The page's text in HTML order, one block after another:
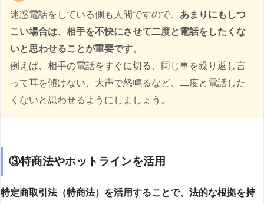
迷惑電話をしている側も人間ですので、 あまりにもしつ
こい場合は、相手を不快にさせて二度と電話をしたくな
いと思わせることが重要です。
例えば、相手の電話をすぐに切る、同じ事を繰り返し言
って耳を傾けない、大声で怒鳴るなど、二度と電話した
くないと思わせるようにしましょう。
③特商法やホットラインを活用
特定商取引法（特商法）を活用することで、法的な根拠を持